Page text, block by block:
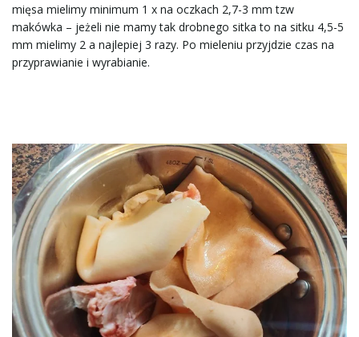
g
c
j
ę
mięsa mielimy minimum 1 x na oczkach 2,7-3 mm tzw
makówka – jeżeli nie mamy tak drobnego sitka to na sitku 4,5-5
mm mielimy 2 a najlepiej 3 razy. Po mieleniu przyjdzie czas na
przyprawianie i wyrabianie.